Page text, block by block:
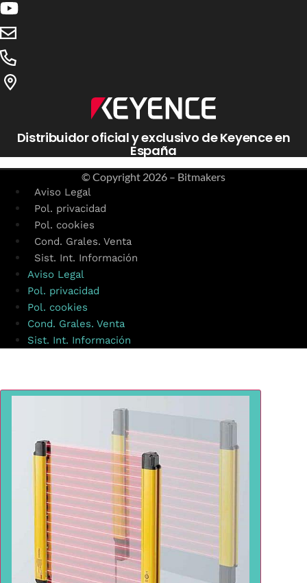
Distribuidor oficial y exclusivo de Keyence en
España
© Copyright 2026 – Bitmakers
Aviso Legal
Pol. privacidad
Pol. cookies
Cond. Grales. Venta
Sist. Int. Información
Aviso Legal
Pol. privacidad
Pol. cookies
Cond. Grales. Venta
Sist. Int. Información